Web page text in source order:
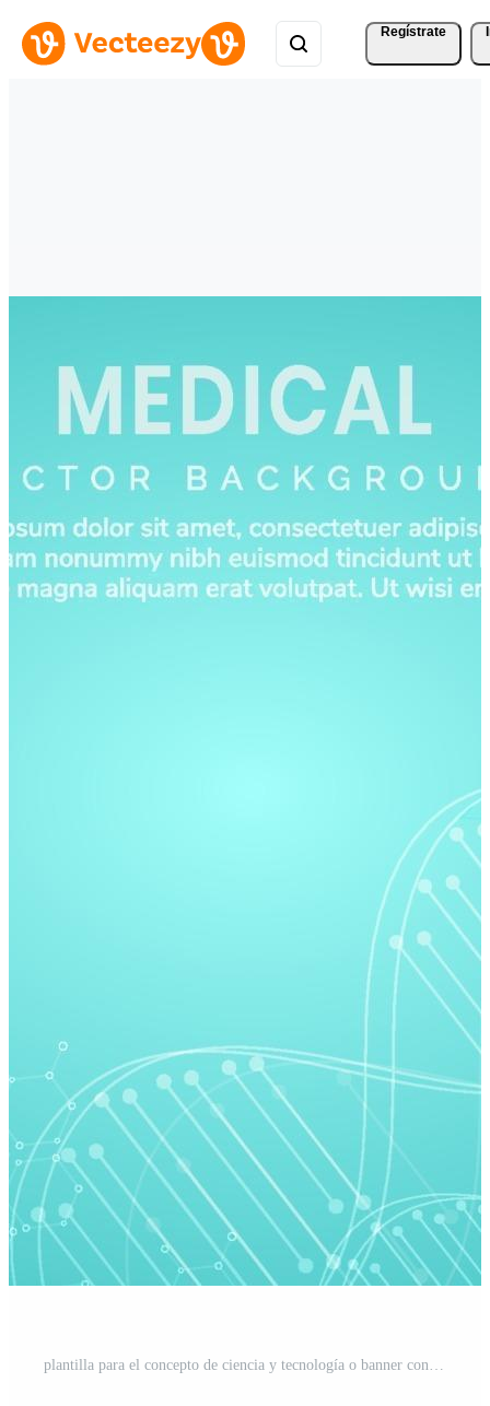
Regístrate
plantilla para el concepto de ciencia y tecnología o banner con moléculas de adn. Vector Gratis